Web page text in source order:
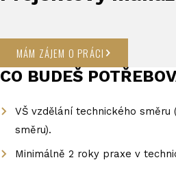
MÁM ZÁJEM O PRÁCI
CO BUDEŠ
VŠ vzdělání technického
směru).
Minimálně 2 roky praxe v